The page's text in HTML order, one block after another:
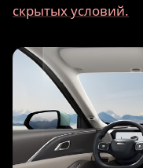
скрытых условий.